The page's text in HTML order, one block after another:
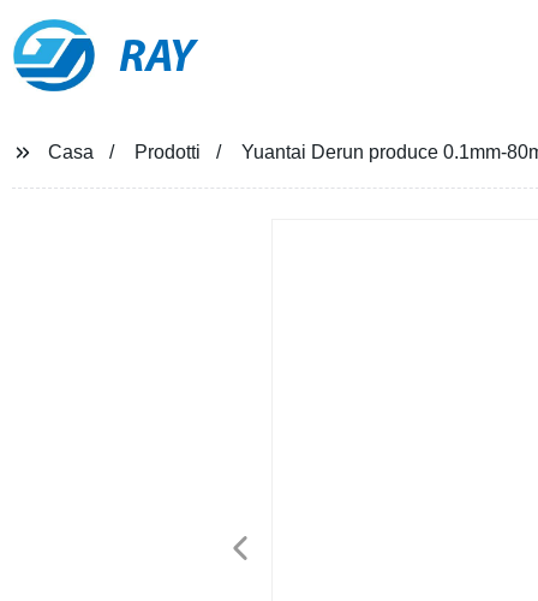
RAY
Casa Prodotti Yuantai Derun produce 0.1mm-